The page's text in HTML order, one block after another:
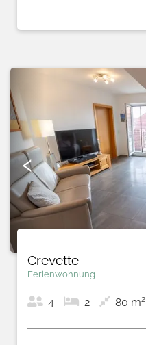
‹
Crevette
Ferienwohnung
4 2 80 m2